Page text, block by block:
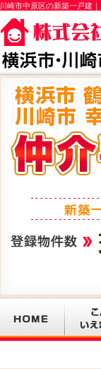
川崎市中原区の新築一戸建